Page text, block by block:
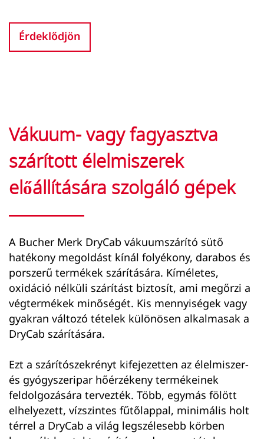
Érdeklődjön
Vákuum- vagy fagyasztva
szárított élelmiszerek
előállítására szolgáló gépek
A Bucher Merk DryCab vákuumszárító sütő
hatékony megoldást kínál folyékony, darabos és
porszerű termékek szárítására. Kíméletes,
oxidáció nélküli szárítást biztosít, ami megőrzi a
végtermékek minőségét. Kis mennyiségek vagy
gyakran változó tételek különösen alkalmasak a
DryCab szárítására.
Ezt a szárítószekrényt kifejezetten az élelmiszer-
és gyógyszeripar hőérzékeny termékeinek
feldolgozására tervezték. Több, egymás fölött
elhelyezett, vízszintes fűtőlappal, minimális holt
térrel a DryCab a világ legszélesebb körben